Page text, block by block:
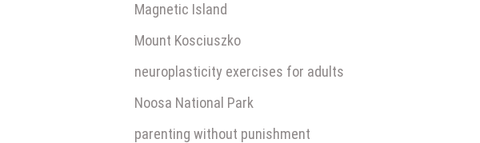
Magnetic Island
Mount Kosciuszko
neuroplasticity exercises for adults
Noosa National Park
parenting without punishment